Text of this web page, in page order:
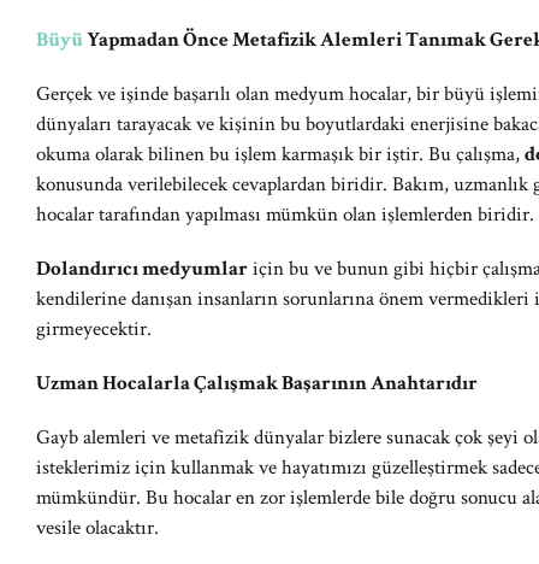
BüyüYapmadan Önce Metafizik Alemleri Tanımak
Gerçek ve işinde başarılı olan medyum hocalar, bir büyü
dünyaları tarayacak ve kişinin bu boyutlardaki enerjisine
okuma olarak bilinen bu işlem karmaşık bir iştir. Bu çalışma,
konusunda verilebilecek cevaplardan biridir. Bakım, uzmanlık
hocalar tarafından yapılması mümkün olan işlemlerden biridir.
Dolandırıcı medyumlariçin bu ve bunun gibi hiçbir
kendilerine danışan insanların sorunlarına önem
girmeyecektir.
Uzman Hocalarla Çalışmak Başarının Anahtarıdır
Gayb alemleri ve metafizik dünyalar bizlere sunacak çok şeyi
isteklerimiz için kullanmak ve hayatımızı güzelleştirmek
mümkündür. Bu hocalar en zor işlemlerde bile doğru sonucu
vesile olacaktır.